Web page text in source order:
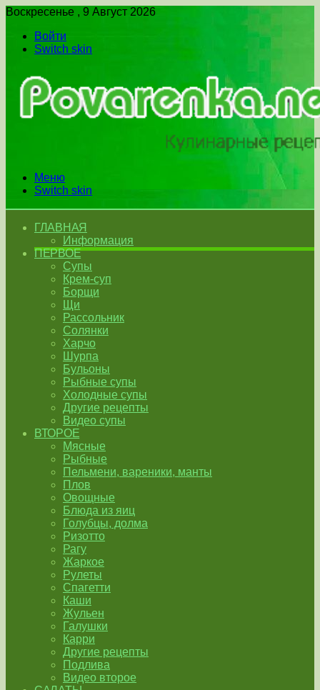
Воскресенье , 9 Август 2026
Войти
Switch skin
Меню
Switch skin
ГЛАВНАЯ
Информация
ПЕРВОЕ
Супы
Крем-суп
Борщи
Щи
Рассольник
Солянки
Харчо
Шурпа
Бульоны
Рыбные супы
Холодные супы
Другие рецепты
Видео супы
ВТОРОЕ
Мясные
Рыбные
Пельмени, вареники, манты
Плов
Овощные
Блюда из яиц
Голубцы, долма
Ризотто
Рагу
Жаркое
Рулеты
Спагетти
Каши
Жульен
Галушки
Карри
Другие рецепты
Подлива
Видео второе